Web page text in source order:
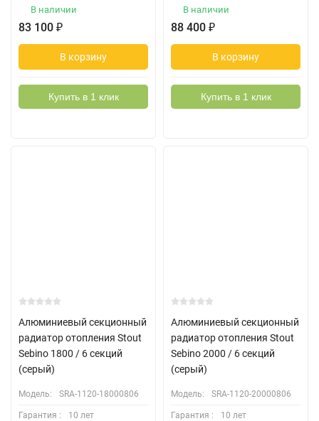
В наличии
83 100 ₽
В корзину
Купить в 1 клик
В наличии
88 400 ₽
В корзину
Купить в 1 клик
Алюминиевый секционный
радиатор отопления Stout
Sebino 1800 / 6 секций
(серый)
Модель: SRA-1120-18000806
Гарантия : 10 лет
Алюминиевый секционный
радиатор отопления Stout
Sebino 2000 / 6 секций
(серый)
Модель: SRA-1120-20000806
Гарантия : 10 лет